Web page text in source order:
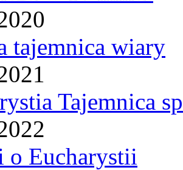
tajemnica wiary
Tajemnica
o Eucharystii